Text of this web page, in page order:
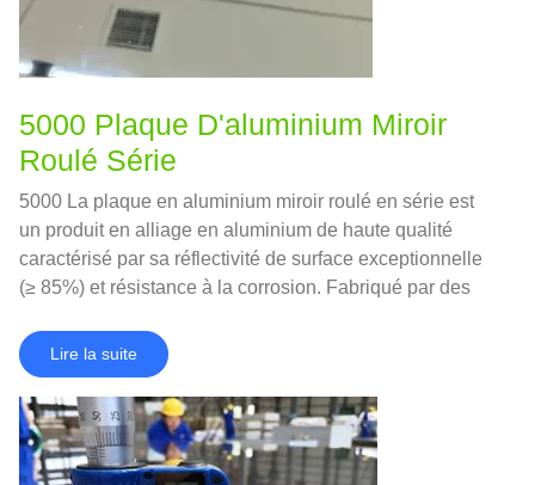
5000 Plaque D'aluminium Miroir
Roulé Série
5000 La plaque en aluminium miroir roulé en série est
un produit en alliage en aluminium de haute qualité
caractérisé par sa réflectivité de surface exceptionnelle
(≥ 85%) et résistance à la corrosion. Fabriqué par des
réalise une finition en forme de miroir tout en conservant
la force et la formabilité du 5000 alliages de série.
Lire la suite